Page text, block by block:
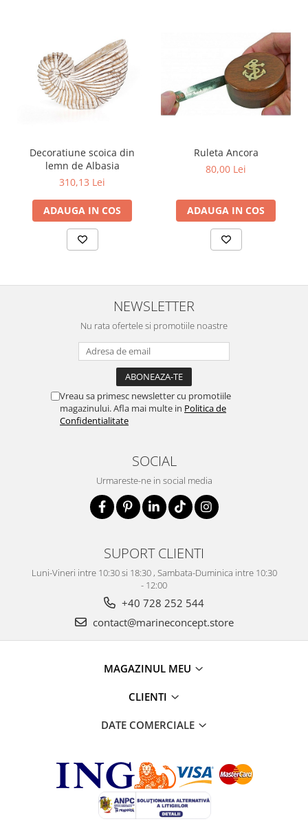
Decoratiune scoica din
lemn de Albasia
310,13 Lei
ADAUGA IN COS
Ruleta Ancora
80,00 Lei
ADAUGA IN COS
NEWSLETTER
Nu rata ofertele si promotiile noastre
Vreau sa primesc newsletter cu promotiile
magazinului. Afla mai multe in Politica de
Confidentialitate
SOCIAL
Urmareste-ne in social media
SUPORT CLIENTI
Luni-Vineri intre 10:30 si 18:30 , Sambata-Duminica intre 10:30
- 12:00
+40 728 252 544
contact@marineconcept.store
MAGAZINUL MEU
CLIENTI
DATE COMERCIALE